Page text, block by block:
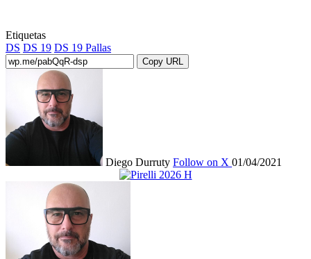
Etiquetas
DS DS 19 DS 19 Pallas
Copy URL
Diego Durruty Follow on X 01/04/2021